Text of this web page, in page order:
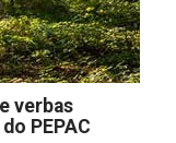
verbas
PEPAC